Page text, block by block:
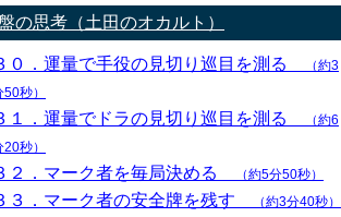
の思考（土田のオカルト）
０．運量で手役の見切り巡目を測る
（約3
50秒）
１．運量でドラの見切り巡目を測る
（約6
20秒）
２．マーク者を毎局決める （約5分50秒）
３．マーク者の安全牌を残す （約3分40秒）